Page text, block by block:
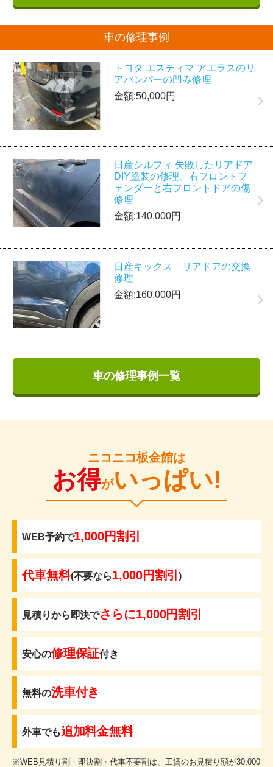
車の修理事例
トヨタ エスティマ アエラスのリ
アバンパーの凹み修理
金額:50,000円
日産シルフィ 失敗したリアドア
DIY塗装の修理、右フロントフ
ェンダーと右フロントドアの傷
修理
金額:140,000円
日産キックス リアドアの交換
修理
金額:160,000円
車の修理事例一覧
ニコニコ板金館は
お得がいっぱい!
WEB予約で1,000円割引
代車無料(不要なら1,000円割引)
見積りから即決でさらに1,000円割引
安心の修理保証付き
無料の洗車付き
外車でも追加料金無料
※WEB見積り割・即決割・代車不要割は、工賃のお見積り額が30,000